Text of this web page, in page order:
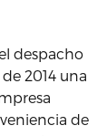
despacho
2014 una
de